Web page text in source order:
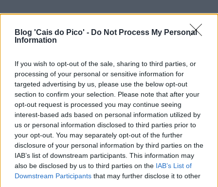
Blog 'Cais do Pico' - Do Not Process My Personal
Information
If you wish to opt-out of the sale, sharing to third parties, or
processing of your personal or sensitive information for
targeted advertising by us, please use the below opt-out
section to confirm your selection. Please note that after your
opt-out request is processed you may continue seeing
interest-based ads based on personal information utilized by
us or personal information disclosed to third parties prior to
your opt-out. You may separately opt-out of the further
disclosure of your personal information by third parties on the
IAB’s list of downstream participants. This information may
also be disclosed by us to third parties on the IAB’s List of
Downstream Participants that may further disclose it to other